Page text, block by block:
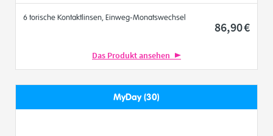
6 torische Kontaktlinsen, Einweg-Monatswechsel
86,90€
Das Produkt ansehen
MyDay (30)